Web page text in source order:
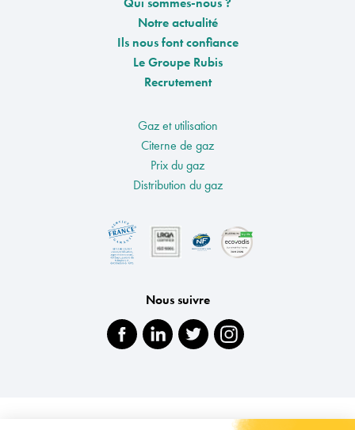
Notre actualité
Ils nous font confiance
Le Groupe Rubis
Recrutement
Gaz et utilisation
Citerne de gaz
Prix du gaz
Distribution du gaz
Nous suivre